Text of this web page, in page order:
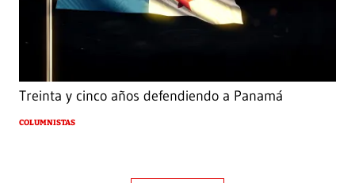
Treinta y cinco años defendiendo a Panamá
COLUMNISTAS